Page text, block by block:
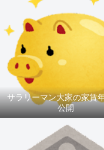
サラリーマン大家の家賃
公開